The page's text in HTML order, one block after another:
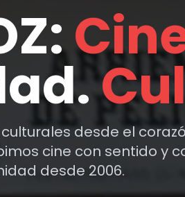
desde el
cine con sentido y
desde 2006.